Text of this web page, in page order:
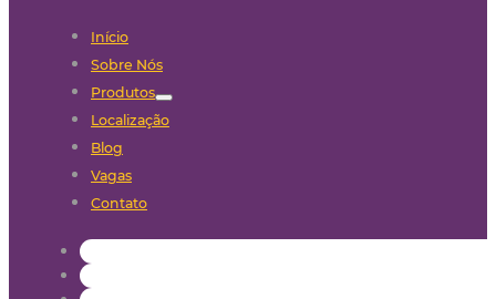
Início
Sobre Nós
Produtos
Localização
Blog
Vagas
Contato